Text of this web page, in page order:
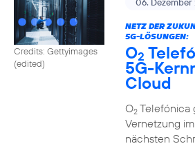
Credits: Gettyimages
(edited)
NETZ DER
5G-LÖSUNGEN:
O2
5G-
Cloud
O2Telefónica
Vernetzung
nächsten